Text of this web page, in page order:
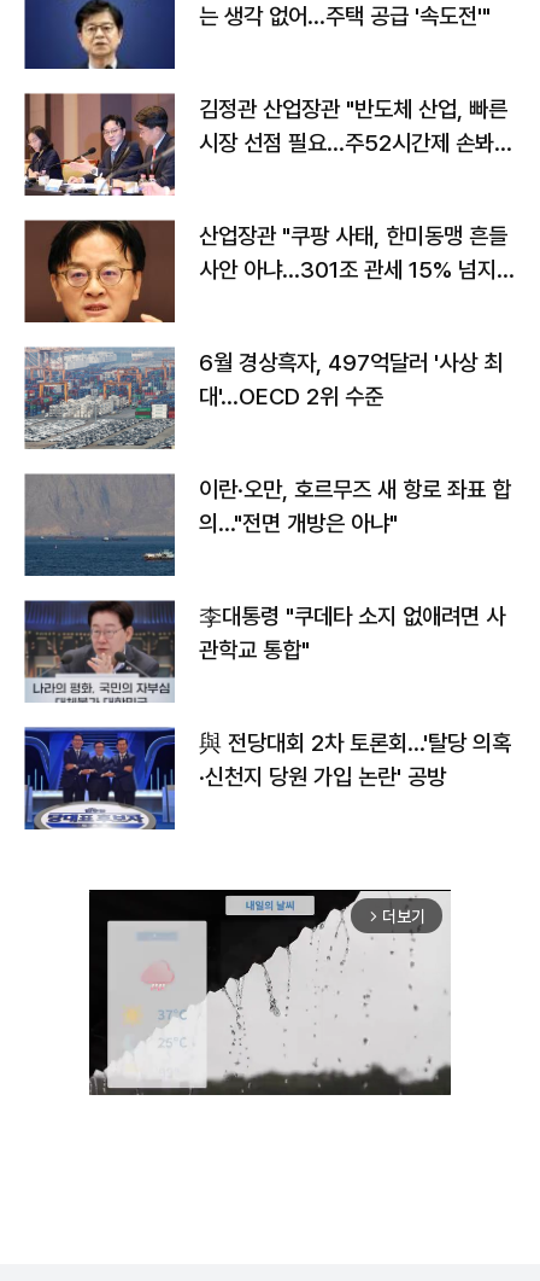
는 생각 없어…주택 공급 '속도전'"
김정관 산업장관 "반도체 산업, 빠른
시장 선점 필요…주52시간제 손봐
산업장관 "쿠팡 사태, 한미동맹 흔들
사안 아냐…301조 관세 15% 넘지
6월 경상흑자, 497억달러 '사상 최
대'…OECD 2위 수준
이란·오만, 호르무즈 새 항로 좌표 합
의…"전면 개방은 아냐"
李대통령 "쿠데타 소지 없애려면 사
관학교 통합"
與 전당대회 2차 토론회…'탈당 의혹
·신천지 당원 가입 논란' 공방
arrow_forward_ios 더보기